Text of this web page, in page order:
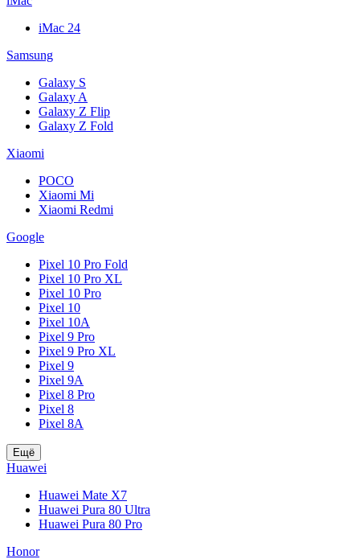
iMac 24
Samsung
Galaxy S
Galaxy A
Galaxy Z Flip
Galaxy Z Fold
Xiaomi
POCO
Xiaomi Mi
Xiaomi Redmi
Google
Pixel 10 Pro Fold
Pixel 10 Pro XL
Pixel 10 Pro
Pixel 10
Pixel 10A
Pixel 9 Pro
Pixel 9 Pro XL
Pixel 9
Pixel 9A
Pixel 8 Pro
Pixel 8
Pixel 8A
Ещё
Huawei
Huawei Mate X7
Huawei Pura 80 Ultra
Huawei Pura 80 Pro
Honor